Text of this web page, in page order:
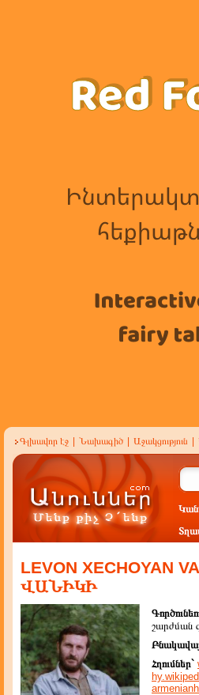
Գլխավոր էջ Նախագիծ Աջակցություն
LEVON
ՎԱՆԻԿԻ
շարժման
Հղումներ`